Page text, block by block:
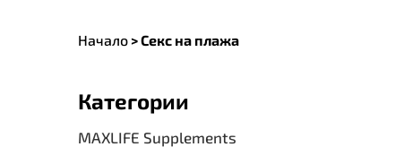
Начало >Секс на плажа
Категории
MAXLIFE Supplements